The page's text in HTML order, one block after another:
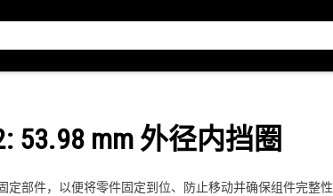
: 53.98 mm 外径内挡圈
定部件，以便将零件固定到位、防止移动并确保组件完整性